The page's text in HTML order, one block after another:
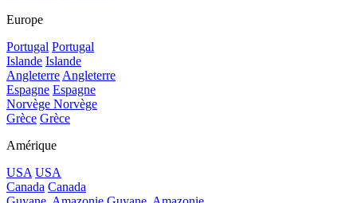
Europe
Portugal Portugal
Islande Islande
Angleterre Angleterre
Espagne Espagne
Norvège Norvège
Grèce Grèce
Amérique
USA USA
Canada Canada